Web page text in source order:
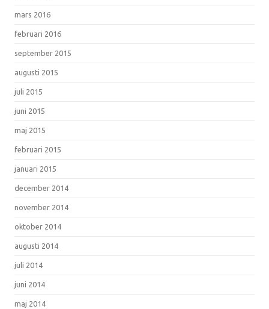
mars 2016
februari 2016
september 2015
augusti 2015
juli 2015
juni 2015
maj 2015
februari 2015
januari 2015
december 2014
november 2014
oktober 2014
augusti 2014
juli 2014
juni 2014
maj 2014